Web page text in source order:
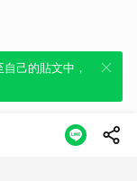
透過發布貼
己的貼文中，